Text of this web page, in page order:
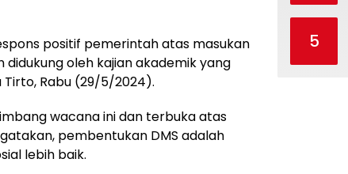
positif pemerintah atas masukan
oleh kajian akademik yang
Tirto, Rabu (29/5/2024).
wacana ini dan terbuka atas
pembentukan DMS adalah
lebih baik.
5